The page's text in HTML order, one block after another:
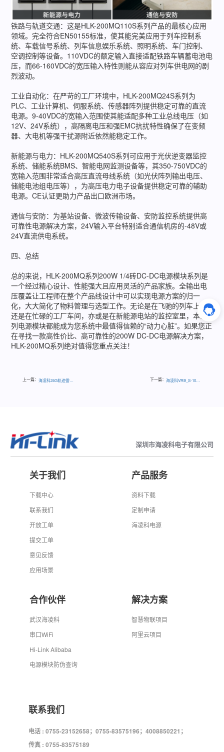
铁路与轨道交通：这是HLK-200MQ110S系列产品的最核心应用
领域。完全符合EN50155标准，使其能完美应用于列车控制系
统、车载信号系统、列车信息娱乐系统、照明系统、车门控制、
空调控制等设备。110VDC的额定输入直接适配铁路车辆蓄电池电
压，而66-160VDC的宽压输入特性则能从容应对列车供电网的剧
烈波动。
工业自动化：在严苛的工厂环境中，HLK-200MQ24S系列为
PLC、工业计算机、伺服系统、传感器阵列提供稳定可靠的直流
电源。9-40VDC的宽输入范围使其能适配多种工业总线电压（如
12V、24V系统），高隔离电压和强EMC抗扰特性确保了在变频
器、大电机等强干扰源附近依然能稳定工作。
新能源与电力：HLK-200MQ540S系列可应用于光伏逆变器监控
系统、储能系统BMS、智能电网监测设备等，其350-750VDC的
宽输入范围非常适合高压直流母线系统（如光伏阵列输出电压、
储能电池组电压等），为高压电力电子设备提供稳定可靠的辅助
电源。CE认证更助力产品出口欧洲市场。
通信与安防：为基站设备、微波传输设备、安防监控系统提供高
可靠性电源解决方案，24V输入平台特别适合通信机房的-48V或
24V直流供电系统。
四、总结
总的来说，HLK-200MQ系列200W 1/4砖DC-DC电源模块系列是
一个经过精心设计、性能强大且应用灵活的产品家族。全输出电
压覆盖让工程师在整个产品线设计中可以实现电源方案的归一
化，大大简化了物料管理与选型工作。无论是在飞驰的列车上，
还是在忙碌的工厂车间，亦或是在新能源电站的监控室里，本系
列电源模块都能成为您系统中最值得信赖的“动力心脏”。如果您正
在寻找一款高性价比、高可靠性的200W DC-DC电源解决方案，
HLK-200MQ系列绝对值得您重点关注！
上一篇： 海凌科24G轨迹雷达横向对比（文内领优惠券） 下一篇： 海凌科VRB_S-10WR3系列DC/DC电源模块
深圳市海凌科电子有限公司
关于我们
下载中心
联系我们
开放工单
提交工单
意见反馈
应用场景
产品服务
资料下载
定制申请
海凌科电源
合作伙伴
武汉海凌科
串口WiFi
Hi-Link Alibaba
电源模块防伪查询
解决方案
智慧物联项目
阿里云项目
联系我们
电话 : 0755-23152658；0755-83575196；4008850221；
传真 : 0755-83575189